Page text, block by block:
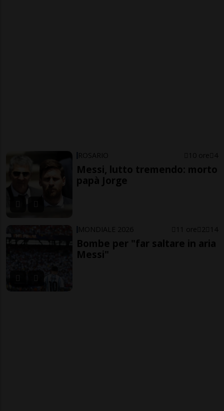
ROSARIO 10 ore 4
Messi, lutto tremendo: morto
papà Jorge
MONDIALE 2026 11 ore 2 14
Bombe per "far saltare in aria
Messi"